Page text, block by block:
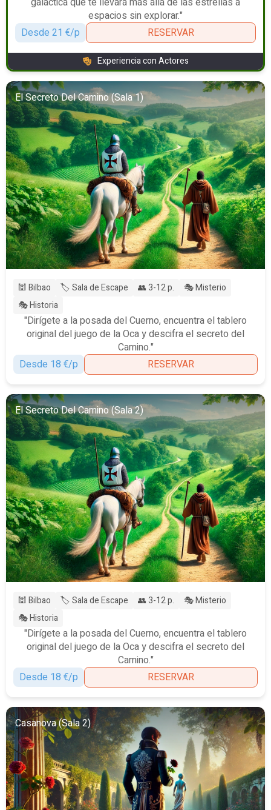
espacios sin explorar."
Desde 21 €/p
RESERVAR
Experiencia con Actores
El Secreto Del Camino (Sala 1)
🕍 Bilbao 🏷️ Sala de Escape 👥 3-12 p.
🎭 Misterio
🎭 Historia
"Dirígete a la posada del Cuerno, encuentra el tablero
original del juego de la Oca y descifra el secreto del
Camino."
Desde 18 €/p
RESERVAR
El Secreto Del Camino (Sala 2)
🕍 Bilbao 🏷️ Sala de Escape 👥 3-12 p.
🎭 Misterio
🎭 Historia
"Dirígete a la posada del Cuerno, encuentra el tablero
original del juego de la Oca y descifra el secreto del
Camino."
Desde 18 €/p
RESERVAR
Casanova (Sala 2)